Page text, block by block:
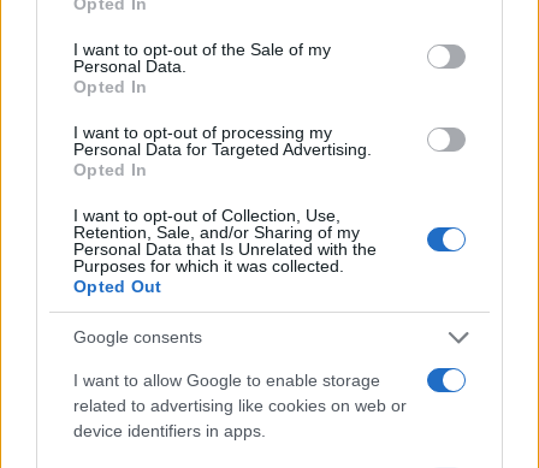
use your data for below specified purposes in below Google
consent section.
I want to opt-out of the Sale of my
Personal Data.
Opted In
I want to opt-out of processing my
Personal Data for Targeted Advertising.
Opted In
I want to opt-out of Collection, Use,
Retention, Sale, and/or Sharing of my
Personal Data that Is Unrelated with the
Purposes for which it was collected.
Opted Out
Google consents
I want to allow Google to enable storage
related to advertising like cookies on web or
device identifiers in apps.
Capire i cicli di Bitcoin tra liquidità, halving e afflussi
regolamentati
Niccolò Conforti · 4 Ago 2026
CRIPTOVALUTE